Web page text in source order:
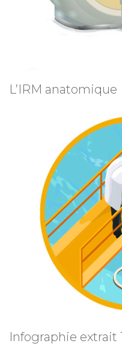
L’IRM anatomique
Infographie extrait